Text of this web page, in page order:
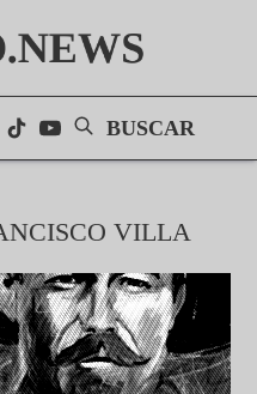
BUSCAR
VILLA